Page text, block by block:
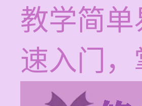
教学简
速入门